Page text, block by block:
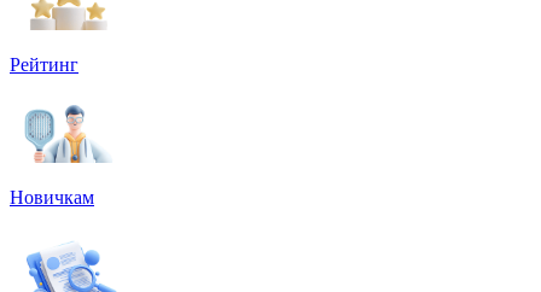
Рейтинг
Новичкам